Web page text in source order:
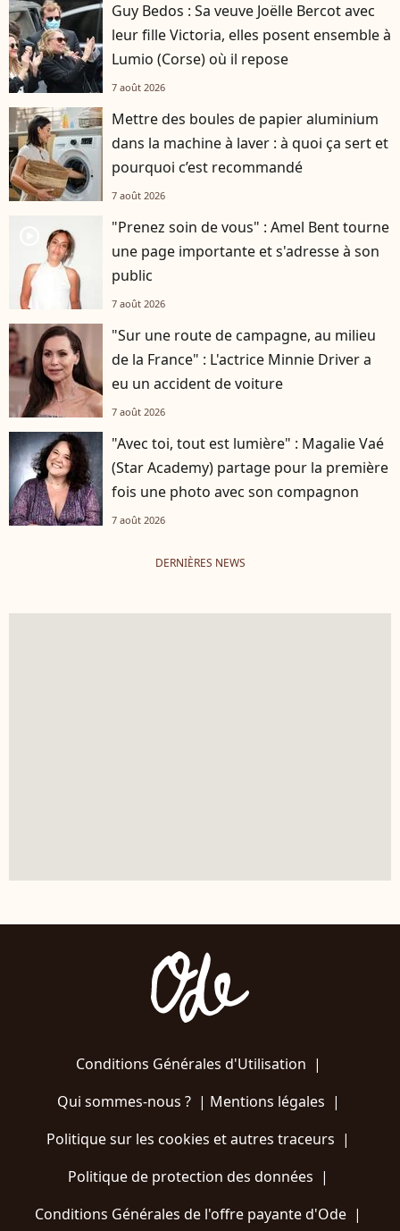
Guy Bedos : Sa veuve Joëlle Bercot avec
leur fille Victoria, elles posent ensemble à
Lumio (Corse) où il repose
7 août 2026
Mettre des boules de papier aluminium
dans la machine à laver : à quoi ça sert et
pourquoi c’est recommandé
7 août 2026
"Prenez soin de vous" : Amel Bent tourne
une page importante et s'adresse à son
public
7 août 2026
"Sur une route de campagne, au milieu
de la France" : L'actrice Minnie Driver a
eu un accident de voiture
7 août 2026
"Avec toi, tout est lumière" : Magalie Vaé
(Star Academy) partage pour la première
fois une photo avec son compagnon
7 août 2026
DERNIÈRES NEWS
Conditions Générales d'Utilisation |
Qui sommes-nous ?| Mentions légales |
Politique sur les cookies et autres traceurs |
Politique de protection des données |
Conditions Générales de l'offre payante d'Ode |